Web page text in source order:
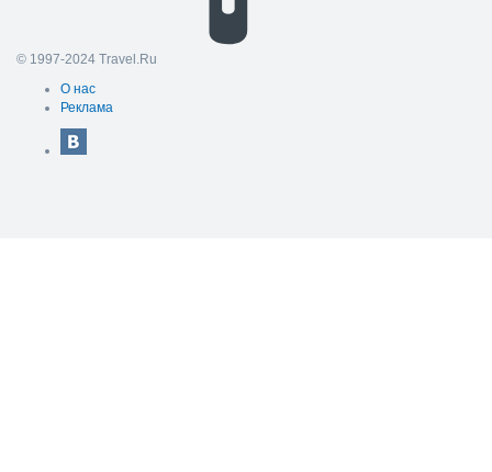
© 1997-2024 Travel.Ru
О нас
Реклама